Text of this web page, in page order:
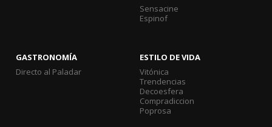
Sensacine
Espinof
GASTRONOMÍA
Directo al Paladar
ESTILO DE VIDA
Vitónica
Trendencias
Decoesfera
Compradiccion
Poprosa